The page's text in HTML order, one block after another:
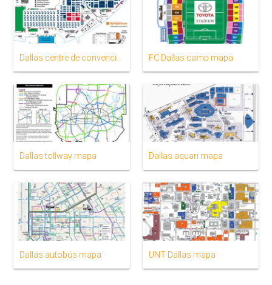
FC Dallas camp mapa
Dallas tollway mapa Dallas aquari mapa
Dallas autobús mapa UNT Dallas mapa